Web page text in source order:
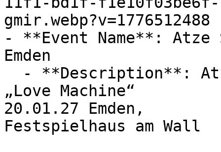
gmir.webp?v=1776512488
- **Event Name**:
Emden
„Love Machine“
20.01.27 Emden,
Festspielhaus am Wall